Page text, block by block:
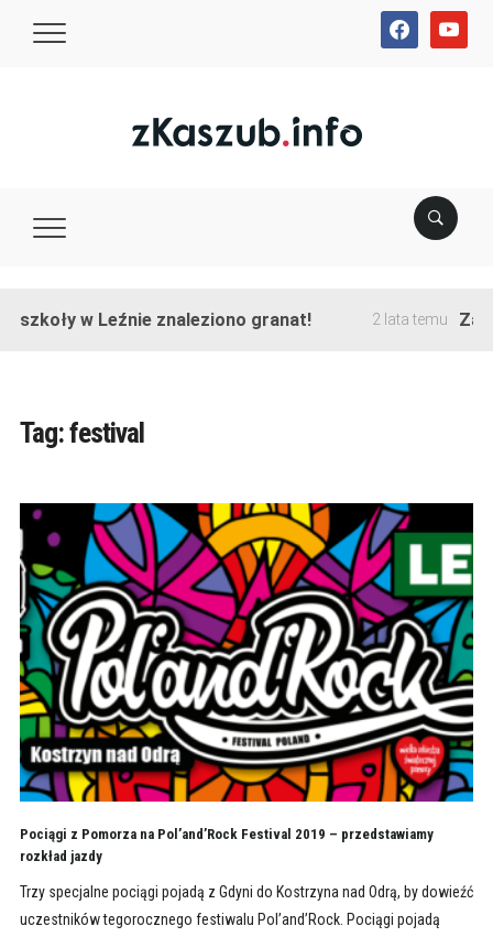
facebookyoutube
szkoły w Leźnie znaleziono granat! 2 lata temu
Tag:festival
Pociągi z Pomorza na Pol’and’Rock Festival 2019 – przedstawiamy
rozkład jazdy
Trzy specjalne pociągi pojadą z Gdyni do Kostrzyna nad Odrą, by dowieźć
uczestników tegorocznego festiwalu Pol’and’Rock. Pociągi pojadą